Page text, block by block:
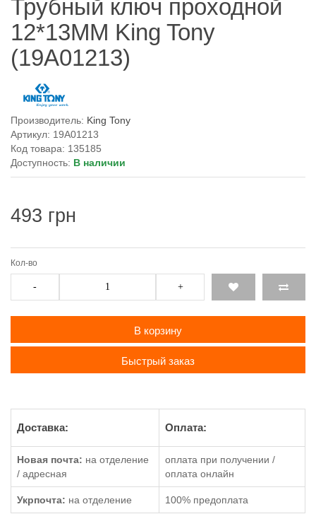
Трубный ключ проходной
12*13MM King Tony
(19A01213)
Производитель: King Tony
Артикул: 19A01213
Код товара: 135185
Доступность: В наличии
493 грн
Кол-во
- +
В корзину
Быстрый заказ
Доставка: Оплата:
Новая почта: на отделение
/ адресная
оплата при получении /
оплата онлайн
Укрпочта: на отделение 100% предоплата